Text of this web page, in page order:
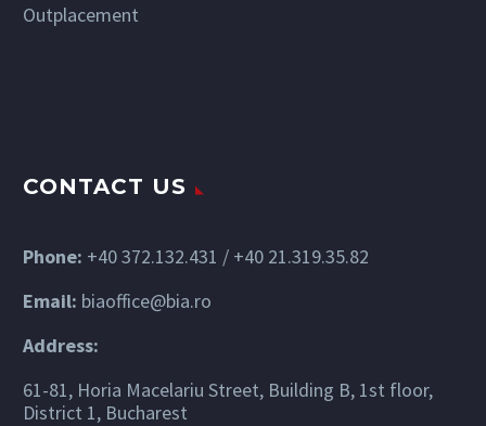
Outplacement
CONTACT US
Phone: +40 372.132.431 / +40 21.319.35.82
Email: biaoffice@bia.ro
Address:
61-81, Horia Macelariu Street, Building B, 1st floor,
District 1, Bucharest